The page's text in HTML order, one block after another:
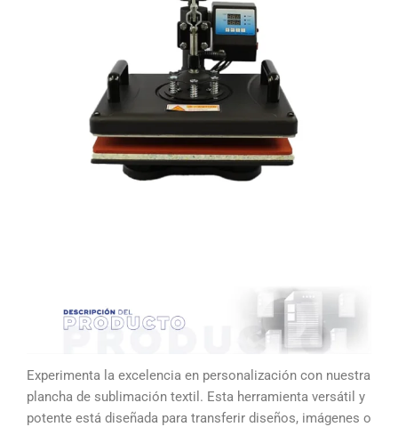
Experimenta la excelencia en personalización con nuestra
plancha de sublimación textil. Esta herramienta versátil y
potente está diseñada para transferir diseños, imágenes o